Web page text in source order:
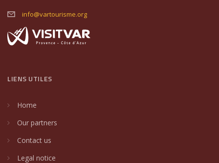
info@vartourisme.org
LIENS UTILES
Home
Our partners
Contact us
Legal notice